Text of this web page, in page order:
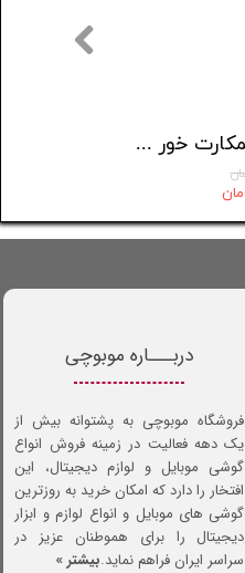
ساعت هوشمند سیمکارت خور Wisme مدل WS99 max
دربـــاره موبوچی
فروشگاه موبوچی به پشتوانه بیش از
یک دهه فعالیت در زمینه فروش انواع
گوشی موبایل و لوازم دیجیتال، این
افتخار را دارد که امکان خرید به روزترین
گوشی های موبایل و انواع لوازم و ابزار
دیجیتال را برای هموطنان عزیز در
سراسر ایران فراهم نماید.بیشتر »